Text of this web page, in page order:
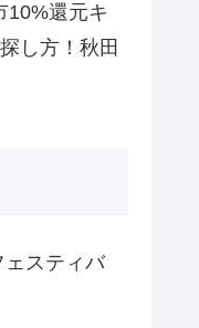
10%還元キ
し方！秋田
ェスティバ